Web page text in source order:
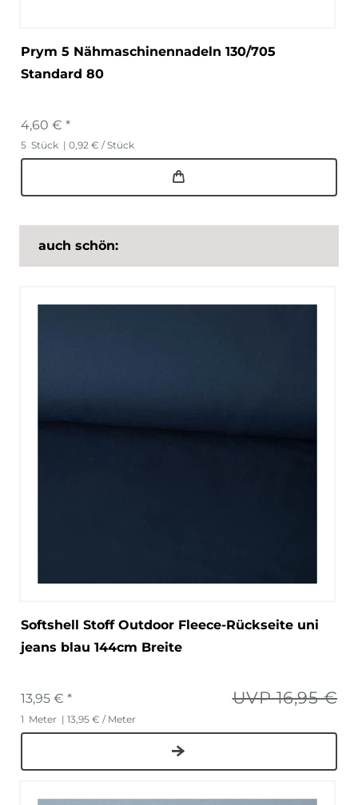
Prym 5 Nähmaschinennadeln 130/705
Standard 80
4,60 € *
5 Stück | 0,92 € / Stück
auch schön:
Softshell Stoff Outdoor Fleece-Rückseite uni
jeans blau 144cm Breite
UVP 16,95 €
13,95 € *
1 Meter | 13,95 € / Meter